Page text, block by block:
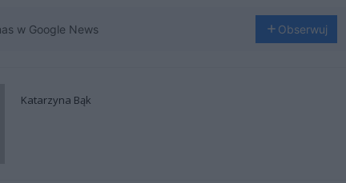
w Google News Obserwuj
Katarzyna Bąk